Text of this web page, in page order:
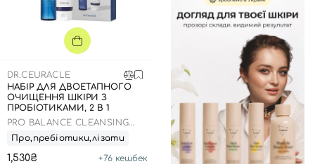
DR.CEURACLE
НАБІР ДЛЯ ДВОЕТАПНОГО
ОЧИЩЕННЯ ШКІРИ З
ПРОБІОТИКАМИ, 2 В 1
PRO BALANCE CLEANSING
DUO SET
Про,пребіотики,лізати
1,530₴ +76 кешбек